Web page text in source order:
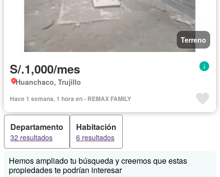
Terreno
S/.1,000/mes
Huanchaco, Trujillo
Hace 1 semana, 1 hora en - REMAX FAMILY
Departamento
32 resultados
Habitación
6 resultados
Hemos ampliado tu búsqueda y creemos que estas
propiedades te podrían interesar